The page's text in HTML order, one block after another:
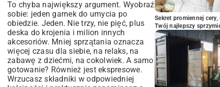
To chyba największy argument. Wyobraź
sobie: jeden garnek do umycia po
obiedzie. Jeden. Nie trzy, nie pięć, plus
deska do krojenia i milion innych
akcesoriów. Mniej sprzątania oznacza
więcej czasu dla siebie, na relaks, na
zabawę z dziećmi, na cokolwiek. A samo
gotowanie? Również jest ekspresowe.
Wrzucasz składniki w odpowiedniej
Sekret promiennej
Twój najlepszy